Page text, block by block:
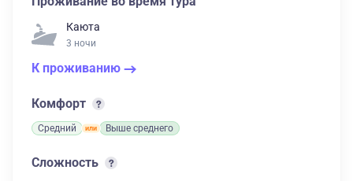
Каюта
3 ночи
К проживанию
Комфорт
Средний Выше среднего
Сложность